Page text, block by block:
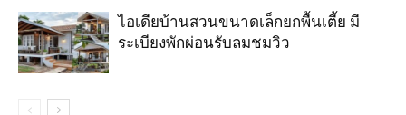
ไอเดียบ้านสวนขนาดเล็กยกพื้นเตี้ย มี
ระเบียงพักผ่อนรับลมชมวิว